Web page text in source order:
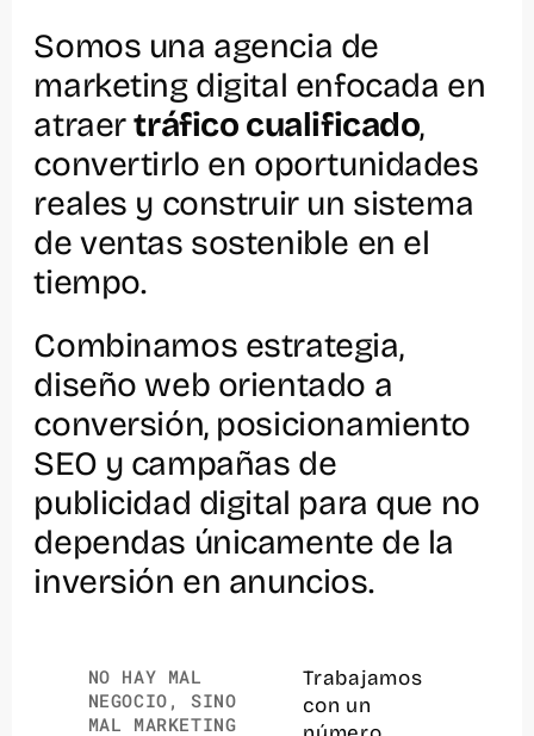
NO HAY MAL
NEGOCIO, SINO
MAL MARKETING
Trabajamos
con un
Somos una agencia de
marketing digital enfocada en
atraertráfico cualificado,
convertirlo en oportunidades
reales y construir un sistema
de ventas sostenible en el
tiempo.
Combinamos estrategia,
diseño web orientado a
conversión, posicionamiento
SEO y campañas de
publicidad digital para que no
dependas únicamente de la
inversión en anuncios.